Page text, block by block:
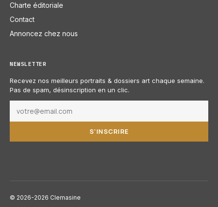
Charte éditoriale
Contact
Annoncez chez nous
NEWSLETTER
Recevez nos meilleurs portraits & dossiers art chaque semaine.
Pas de spam, désinscription en un clic.
S'INSCRIRE
© 2026-2026 Clemasine